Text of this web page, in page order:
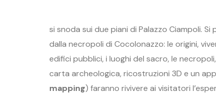
si snoda sui due piani di Palazzo Ciampoli.
dalla necropoli di Cocolonazzo: le origini,
edifici pubblici, i luoghi del sacro, le
carta archeologica, ricostruzioni 3D e un
mapping) faranno rivivere ai visitatori